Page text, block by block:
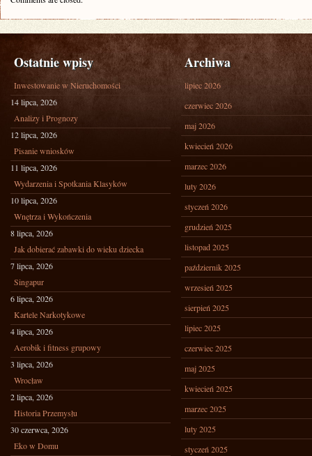
Ostatnie wpisy
Inwestowanie w Nieruchomości
14 lipca, 2026
Analizy i Prognozy
12 lipca, 2026
Pisanie wniosków
11 lipca, 2026
Wydarzenia i Spotkania Klasyków
10 lipca, 2026
Wnętrza i Wykończenia
8 lipca, 2026
Jak dobierać zabawki do wieku dziecka
7 lipca, 2026
Singapur
6 lipca, 2026
Kartele Narkotykowe
4 lipca, 2026
Aerobik i fitness grupowy
3 lipca, 2026
Wrocław
2 lipca, 2026
Historia Przemysłu
30 czerwca, 2026
Eko w Domu
Archiwa
lipiec 2026
czerwiec 2026
maj 2026
kwiecień 2026
marzec 2026
luty 2026
styczeń 2026
grudzień 2025
listopad 2025
październik 2025
wrzesień 2025
sierpień 2025
lipiec 2025
czerwiec 2025
maj 2025
kwiecień 2025
marzec 2025
luty 2025
styczeń 2025